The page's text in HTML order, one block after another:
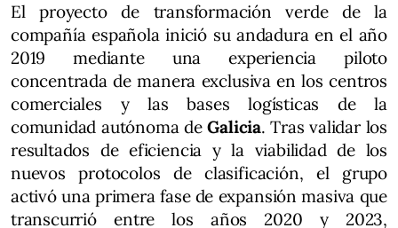
El proyecto de transformación verde de la
compañía española inició su andadura en el año
2019 mediante una experiencia piloto
concentrada de manera exclusiva en los centros
comerciales y las bases logísticas de la
comunidad autónoma deGalicia. Tras validar los
resultados de eficiencia y la viabilidad de los
nuevos protocolos de clasificación, el grupo
activó una primera fase de expansión masiva que
transcurrió entre los años 2020 y 2023,